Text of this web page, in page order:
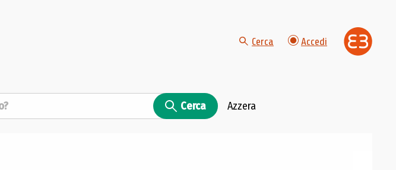
Cerca Accedi
Cerca Azzera